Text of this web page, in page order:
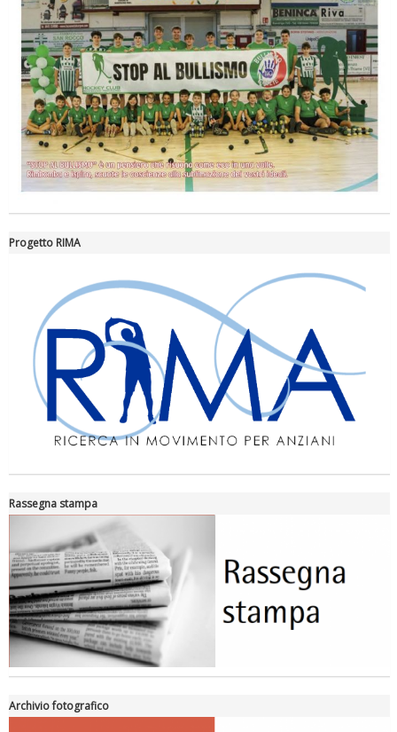
La formazione Uisp rallenta ma prosegue anche in estate
Tiziano Pesce nel Cda di Fondazione Terzjus: prima riunione a
Roma
Progetto RIMA
Rassegna stampa
Archivio fotografico